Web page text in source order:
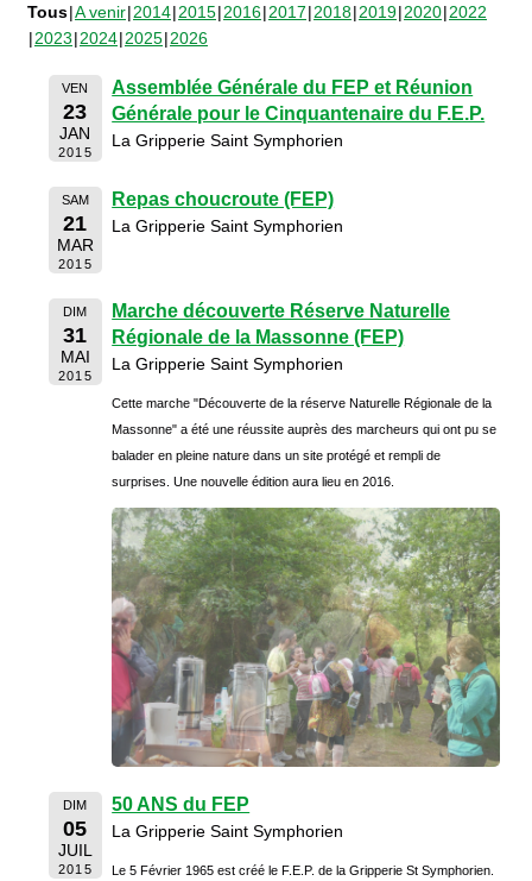
Tous A venir 2014 2015 2016 2017 2018 2019 2020 2022
2023 2024 2025 2026
VEN
23
JAN
2015
Assemblée Générale du FEP et Réunion
Générale pour le Cinquantenaire du F.E.P.
La Gripperie Saint Symphorien
SAM
21
MAR
2015
Repas choucroute (FEP)
La Gripperie Saint Symphorien
DIM
31
MAI
2015
Marche découverte Réserve Naturelle
Régionale de la Massonne (FEP)
La Gripperie Saint Symphorien
Cette marche "Découverte de la réserve Naturelle Régionale de la
Massonne" a été une réussite auprès des marcheurs qui ont pu se
balader en pleine nature dans un site protégé et rempli de
surprises. Une nouvelle édition aura lieu en 2016.
DIM
05
JUIL
2015
50 ANS du FEP
La Gripperie Saint Symphorien
Le 5 Février 1965 est créé le F.E.P. de la Gripperie St Symphorien.